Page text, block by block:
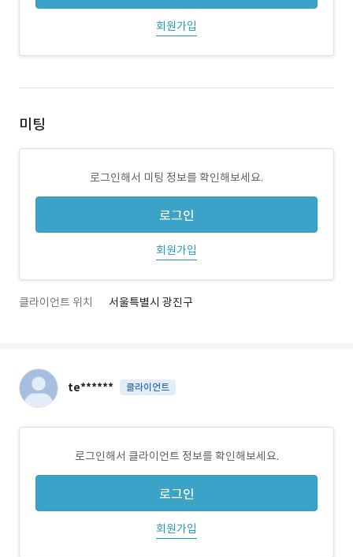
회원가입
미팅
로그인해서 미팅 정보를 확인해보세요.
로그인
회원가입
클라이언트 위치 서울특별시 광진구
te****** 클라이언트
로그인해서 클라이언트 정보를 확인해보세요.
로그인
회원가입